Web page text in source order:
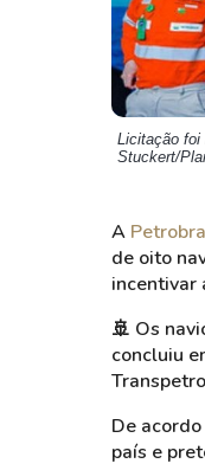
Licitação foi
Stuckert/
A
de oito
incentivar
🚢 Os
concluiu
De
país e